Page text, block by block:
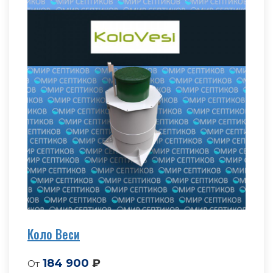
Коло Веси
От 184 900 ₽